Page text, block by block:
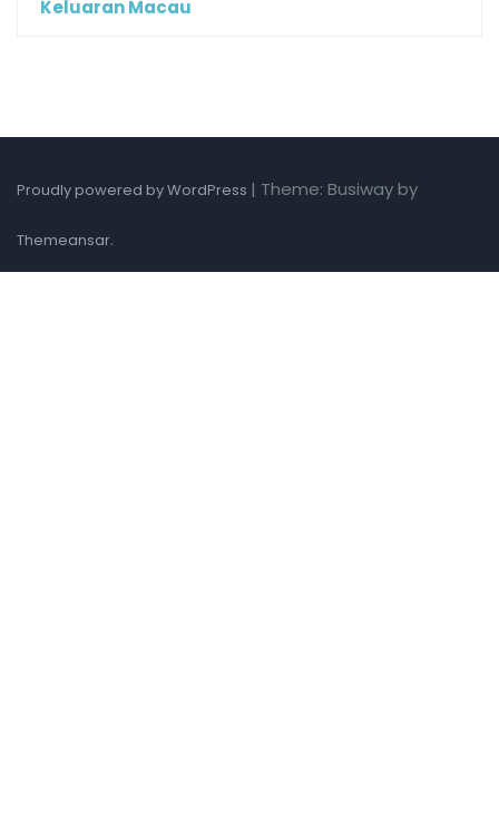
Keluaran Macau
Proudly powered by WordPress | Theme: Busiway by
Themeansar.